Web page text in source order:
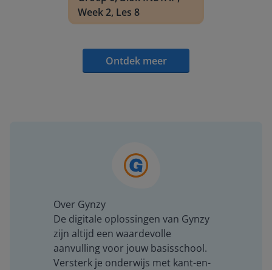
Week 2, Les 8
Ontdek meer
Over Gynzy
De digitale oplossingen van Gynzy
zijn altijd een waardevolle
aanvulling voor jouw basisschool.
Versterk je onderwijs met kant-en-